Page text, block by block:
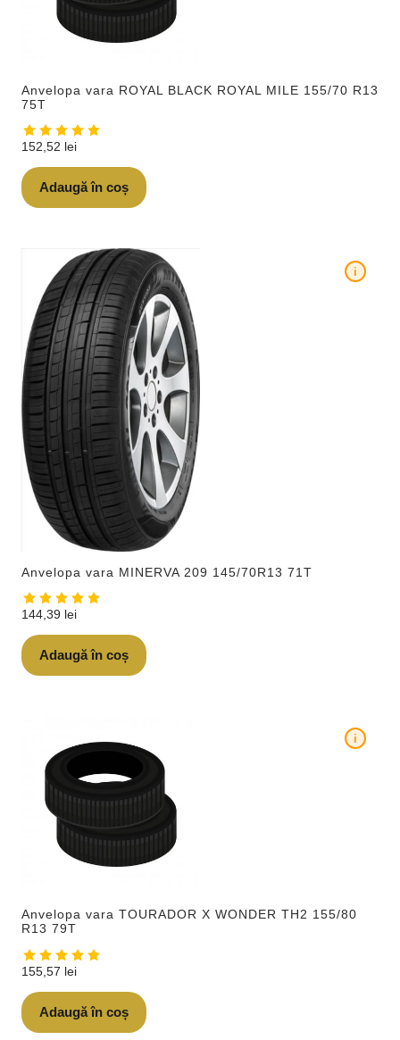
Anvelopa vara ROYAL BLACK ROYAL MILE 155/70 R13
75T
152,52 lei
Adaugă în coș
Anvelopa vara MINERVA 209 145/70R13 71T
i
144,39 lei
Adaugă în coș
Anvelopa vara TOURADOR X WONDER TH2 155/80
R13 79T
i
155,57 lei
Adaugă în coș